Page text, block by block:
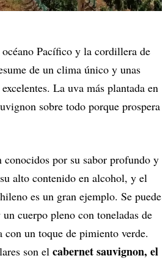
Pacífico y la cordillera de
de un clima único y unas
La uva más plantada en
sobre todo porque prospera
por su sabor profundo y
alto contenido en alcohol, y el
es un gran ejemplo. Se puede
cuerpo pleno con toneladas de
con un toque de pimiento verde.
son el cabernet sauvignon, el